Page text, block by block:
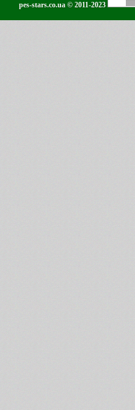
pes-stars.co.ua © 2011-2023